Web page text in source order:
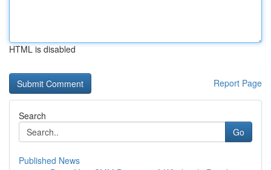
HTML is disabled
Report Page
Search
Go
Published News